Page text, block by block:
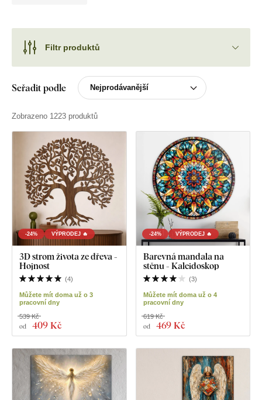
Filtr produktů
Seřadit podle
Zobrazeno 1223 produktů
-24% VÝPRODEJ 🔥
3D strom života ze dřeva -
Hojnost
(4)
Můžete mít doma už o 3
pracovní dny
od 409 Kč
539 Kč
-24% VÝPRODEJ 🔥
Barevná mandala na
stěnu - Kaleidoskop
(3)
Můžete mít doma už o 4
pracovní dny
od 469 Kč
619 Kč